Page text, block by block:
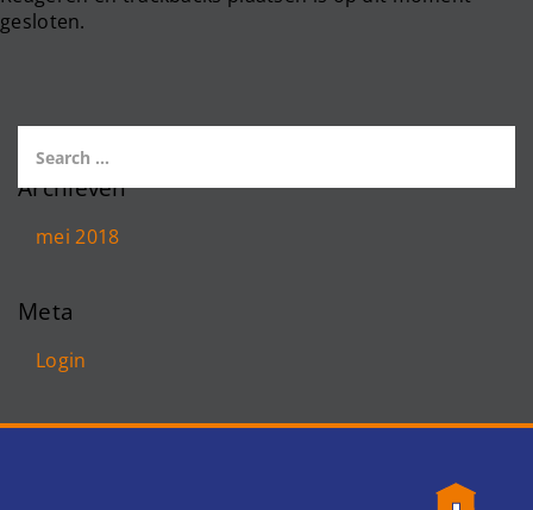
gesloten.
Archieven
mei 2018
Meta
Login